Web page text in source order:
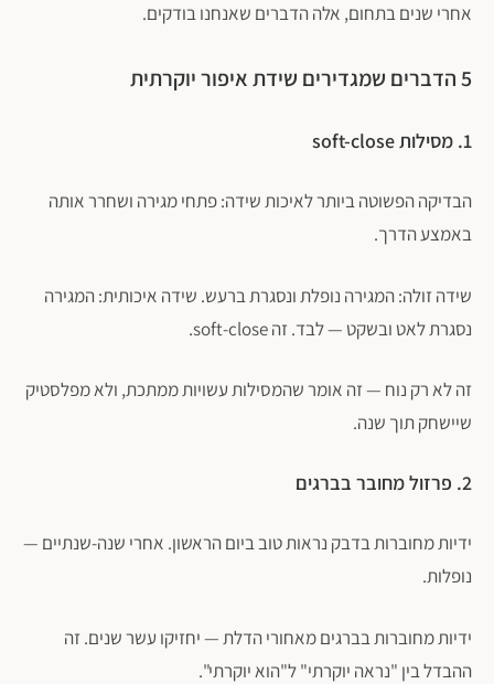
אחרי שנים בתחום, אלה הדברים שאנחנו בודקים.
5 הדברים שמגדירים שידת איפור יוקרתית
1. מסילות soft-close
הבדיקה הפשוטה ביותר לאיכות שידה: פתחי מגירה ושחרר אותה
באמצע הדרך.
שידה זולה: המגירה נופלת ונסגרת ברעש. שידה איכותית: המגירה
נסגרת לאט ובשקט — לבד. זה soft-close.
זה לא רק נוח — זה אומר שהמסילות עשויות ממתכת, ולא מפלסטיק
שיישחק תוך שנה.
2. פרזול מחובר בברגים
ידיות מחוברות בדבק נראות טוב ביום הראשון. אחרי שנה-שנתיים —
נופלות.
ידיות מחוברות בברגים מאחורי הדלת — יחזיקו עשר שנים. זה
ההבדל בין "נראה יוקרתי" ל"הוא יוקרתי".
פתח סרגל נגישות